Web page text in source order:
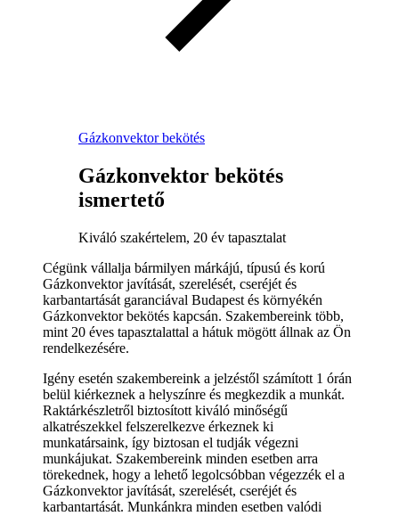
Gázkonvektor bekötés
Gázkonvektor bekötés
ismertető
Kiváló szakértelem, 20 év tapasztalat
Cégünk vállalja bármilyen márkájú, típusú és korú
Gázkonvektor javítását, szerelését, cseréjét és
karbantartását garanciával Budapest és környékén
Gázkonvektor bekötés kapcsán. Szakembereink több,
mint 20 éves tapasztalattal a hátuk mögött állnak az Ön
rendelkezésére.
Igény esetén szakembereink a jelzéstől számított 1 órán
belül kiérkeznek a helyszínre és megkezdik a munkát.
Raktárkészletről biztosított kiváló minőségű
alkatrészekkel felszerelkezve érkeznek ki
munkatársaink, így biztosan el tudják végezni
munkájukat. Szakembereink minden esetben arra
törekednek, hogy a lehető legolcsóbban végezzék el a
Gázkonvektor javítását, szerelését, cseréjét és
karbantartását. Munkánkra minden esetben valódi